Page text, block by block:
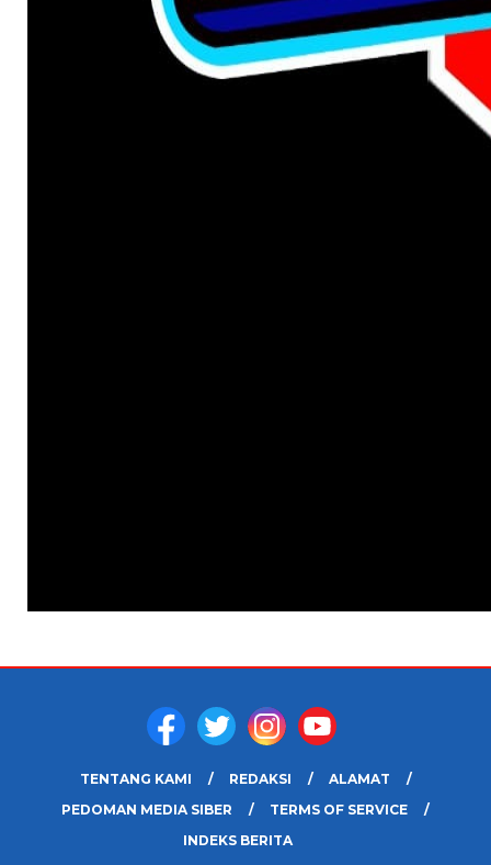
TENTANG KAMI REDAKSI
ALAMAT
PEDOMAN MEDIA SIBER
TERMS OF SERVICE
INDEKS BERITA